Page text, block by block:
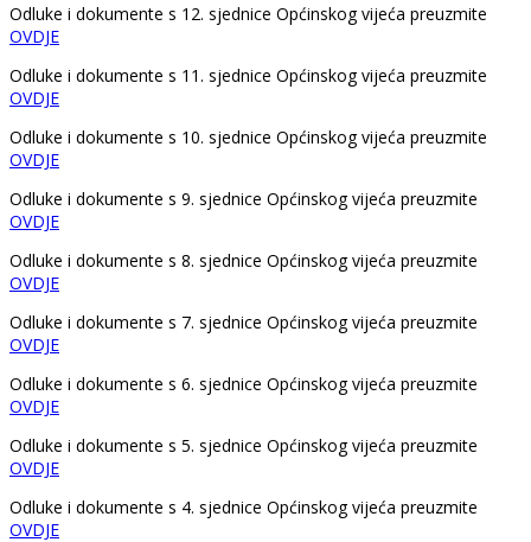
Odluke i dokumente s 12. sjednice Općinskog vijeća preuzmite
OVDJE
Odluke i dokumente s 11. sjednice Općinskog vijeća preuzmite
OVDJE
Odluke i dokumente s 10. sjednice Općinskog vijeća preuzmite
OVDJE
Odluke i dokumente s 9. sjednice Općinskog vijeća preuzmite
OVDJE
Odluke i dokumente s 8. sjednice Općinskog vijeća preuzmite
OVDJE
Odluke i dokumente s 7. sjednice Općinskog vijeća preuzmite
OVDJE
Odluke i dokumente s 6. sjednice Općinskog vijeća preuzmite
OVDJE
Odluke i dokumente s 5. sjednice Općinskog vijeća preuzmite
OVDJE
Odluke i dokumente s 4. sjednice Općinskog vijeća preuzmite
OVDJE